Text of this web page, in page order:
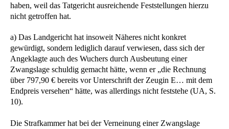
haben, weil das Tatgericht ausreichende Feststellungen hierzu
nicht getroffen hat.
a) Das Landgericht hat insoweit Näheres nicht konkret
gewürdigt, sondern lediglich darauf verwiesen, dass sich der
Angeklagte auch des Wuchers durch Ausbeutung einer
Zwangslage schuldig gemacht hätte, wenn er „die Rechnung
über 797,90 € bereits vor Unterschrift der Zeugin E… mit dem
Endpreis versehen“ hätte, was allerdings nicht feststehe (UA, S.
10).
Die Strafkammer hat bei der Verneinung einer Zwangslage